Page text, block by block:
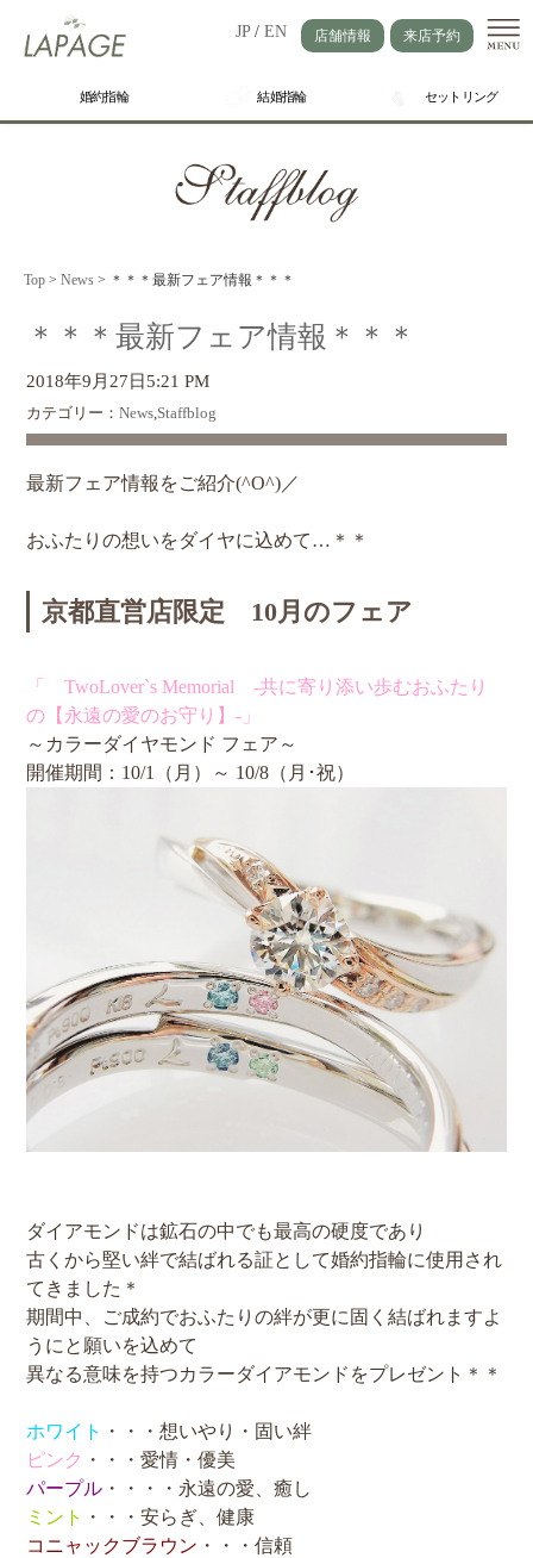
来店予約
店舗情報
JP / EN
婚約指輪 結婚指輪 セットリング
Top > News > ＊＊＊最新フェア情報＊＊＊
＊＊＊最新フェア情報＊＊＊
2018年9月27日5:21 PM
カテゴリー：News,Staffblog
最新フェア情報をご紹介(^O^)／
おふたりの想いをダイヤに込めて…＊＊
京都直営店限定 10月のフェア
「 TwoLover`s Memorial -共に寄り添い歩むおふたり
の【永遠の愛のお守り】-」
～カラーダイヤモンド フェア～
開催期間：10/1（月）～ 10/8（月･祝）
ダイアモンドは鉱石の中でも最高の硬度であり
古くから堅い絆で結ばれる証として婚約指輪に使用され
てきました＊
期間中、ご成約でおふたりの絆が更に固く結ばれますよ
うにと願いを込めて
異なる意味を持つカラーダイアモンドをプレゼント＊＊
ホワイト
・・・想いやり・固い絆
ピンク ・・・愛情・優美
パープル ・・・・永遠の愛、癒し
ミント
・・・安らぎ、健康
コニャックブラウン ・・・信頼